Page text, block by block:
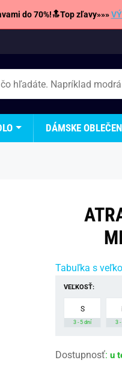
do 70%!🔝Top zľavy»»»
DÁMSKE
Tabuľka s
VEĽKOSŤ:
S
3 - 5 dní 3 -
Dostupnosť: u